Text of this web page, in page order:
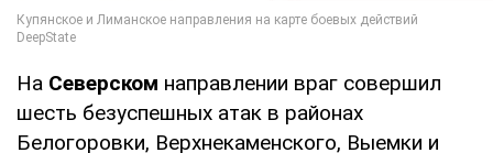
На Северском направлении враг совершил
шесть безуспешных атак в районах
Белогоровки, Верхнекаменского, Выемки и